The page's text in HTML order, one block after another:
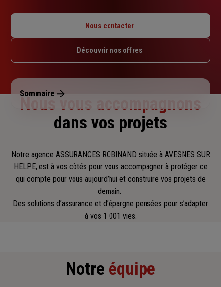
Mardi : 09h – 12h / 13h30 – 16h30
Jeudi : 09h – 12h / 13h30 – 15h30
Dimanche : Fermé
Nous contacter
Découvrir nos offres
Sommaire
Nous vous accompagnons
dans vos projets
Notre agence ASSURANCES ROBINAND située à AVESNES SUR
HELPE, est à vos côtés pour vous accompagner à protéger ce
qui compte pour vous aujourd’hui et construire vos projets de
demain.
Des solutions d’assurance et d’épargne pensées pour s’adapter
à vos 1 001 vies.
Notre équipe